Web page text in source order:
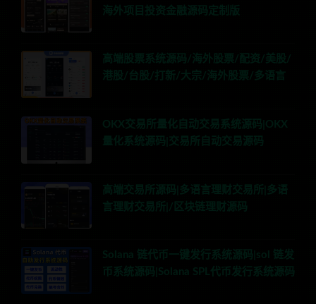
海外项目投资金融源码定制版
高端股票系统源码/海外股票/配资/美股/
港股/台股/打新/大宗/海外股票/多语言
OKX交易所量化自动交易系统源码|OKX
量化系统源码|交易所自动交易源码
高端交易所源码|多语言理财交易所|多语
言理财交易所|/区块链理财源码
Solana 链代币一键发行系统源码|sol 链发
币系统源码|Solana SPL代币发行系统源码